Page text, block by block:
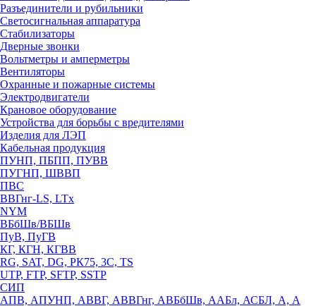
Разъединители и рубильники
Светосигнальная аппаратура
Стабилизаторы
Дверные звонки
Вольтметры и амперметры
Вентиляторы
Охранные и пожарные системы
Электродвигатели
Крановое оборудование
Устройства для борьбы с вредителями
Изделия для ЛЭП
Кабельная продукция
ПУНП, ПБПП, ПУВВ
ПУГНП, ШВВП
ПВС
ВВГнг-LS, LTx
NYM
ВБбШв/ВБШв
ПуВ, ПуГВ
КГ, КГН, КГВВ
RG, SAT, DG, РК75, 3С, TS
UTP, FTP, SFTP, SSTP
СИП
АПВ, АПУНП, АВВГ, АВВГнг, АВБбШв, ААБл, АСБЛ, А, А